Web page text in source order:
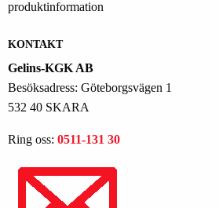
KONTAKT
Gelins-KGK AB
Besöksadress: Göteborgsvägen 1
532 40 SKARA
Ring oss: 0511-131 30